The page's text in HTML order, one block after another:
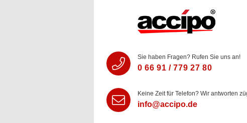
Sie haben Fragen? Rufen Sie uns an!
0 66 91 / 779 27 80
Keine Zeit für Telefon? Wir antworten
info@accipo.de